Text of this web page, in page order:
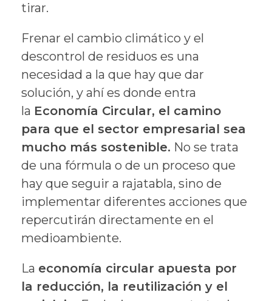
tirar.
Frenar el cambio climático y el
descontrol de residuos es una
necesidad a la que hay que dar
solución, y ahí es donde entra
la Economía Circular, el camino
para que el sector empresarial sea
mucho más sostenible. No se trata
de una fórmula o de un proceso que
hay que seguir a rajatabla, sino de
implementar diferentes acciones que
repercutirán directamente en el
medioambiente.
La economía circular apuesta por
la reducción, la reutilización y el